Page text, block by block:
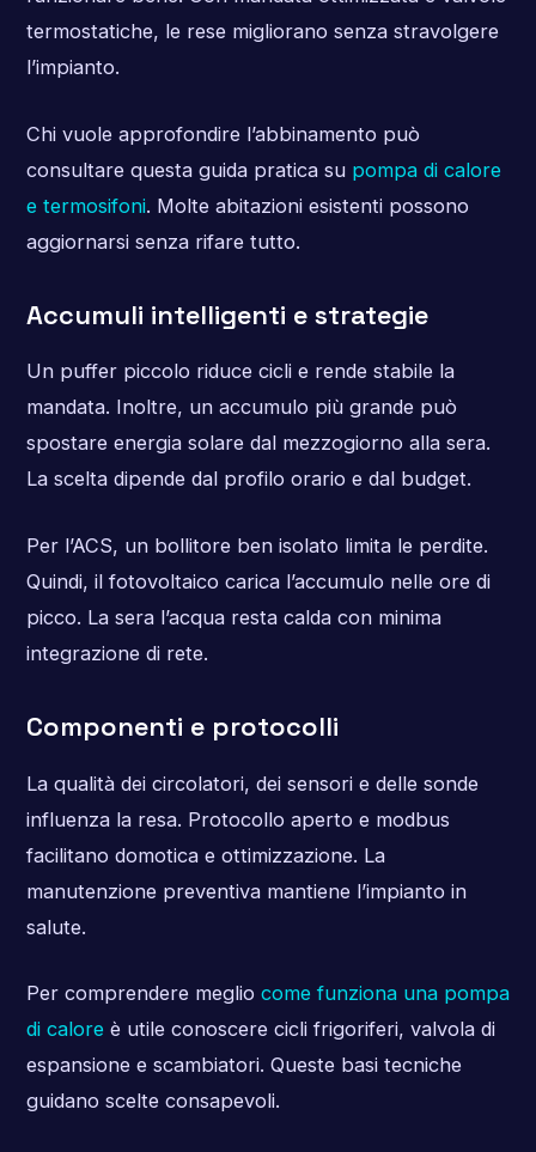
termostatiche, le rese migliorano senza stravolgere
l’impianto.
Chi vuole approfondire l’abbinamento può
consultare questa guida pratica su pompa di calore
e termosifoni. Molte abitazioni esistenti possono
aggiornarsi senza rifare tutto.
Accumuli intelligenti e strategie
Un puffer piccolo riduce cicli e rende stabile la
mandata. Inoltre, un accumulo più grande può
spostare energia solare dal mezzogiorno alla sera.
La scelta dipende dal profilo orario e dal budget.
Per l’ACS, un bollitore ben isolato limita le perdite.
Quindi, il fotovoltaico carica l’accumulo nelle ore di
picco. La sera l’acqua resta calda con minima
integrazione di rete.
Componenti e protocolli
La qualità dei circolatori, dei sensori e delle sonde
influenza la resa. Protocollo aperto e modbus
facilitano domotica e ottimizzazione. La
manutenzione preventiva mantiene l’impianto in
salute.
Per comprendere meglio come funziona una pompa
di calore è utile conoscere cicli frigoriferi, valvola di
espansione e scambiatori. Queste basi tecniche
guidano scelte consapevoli.